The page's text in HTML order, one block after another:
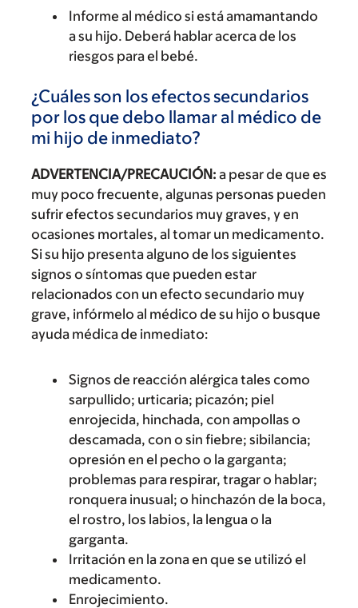
Informe al médico si está amamantando
a su hijo. Deberá hablar acerca de los
riesgos para el bebé.
¿Cuáles son los efectos secundarios
por los que debo llamar al médico de
mi hijo de inmediato?
ADVERTENCIA/PRECAUCIÓN: a pesar de que es
muy poco frecuente, algunas personas pueden
sufrir efectos secundarios muy graves, y en
ocasiones mortales, al tomar un medicamento.
Si su hijo presenta alguno de los siguientes
signos o síntomas que pueden estar
relacionados con un efecto secundario muy
grave, infórmelo al médico de su hijo o busque
ayuda médica de inmediato:
Signos de reacción alérgica tales como
sarpullido; urticaria; picazón; piel
enrojecida, hinchada, con ampollas o
descamada, con o sin fiebre; sibilancia;
opresión en el pecho o la garganta;
problemas para respirar, tragar o hablar;
ronquera inusual; o hinchazón de la boca,
el rostro, los labios, la lengua o la
garganta.
Irritación en la zona en que se utilizó el
medicamento.
Enrojecimiento.